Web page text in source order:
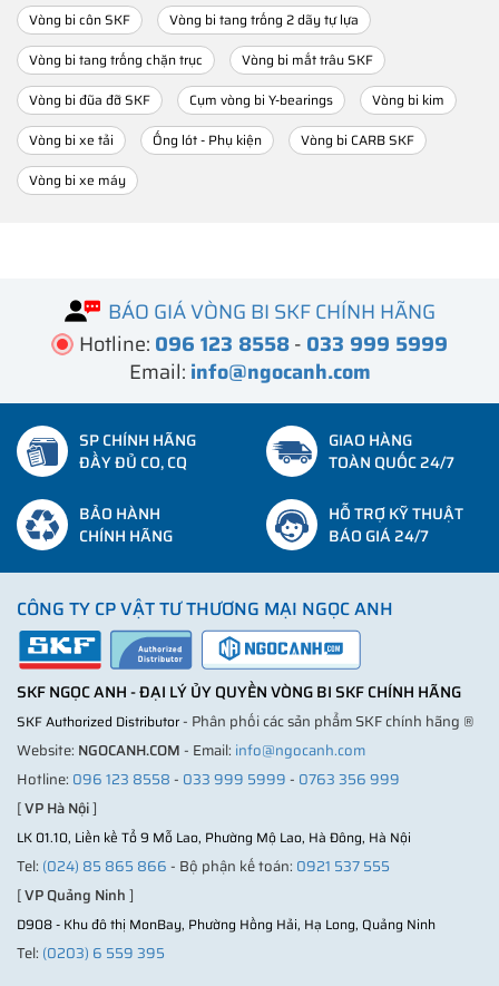
Vòng bi côn SKF
Vòng bi tang trống 2 dãy tự lựa
Vòng bi tang trống chặn trục
Vòng bi mắt trâu SKF
Vòng bi đũa đỡ SKF
Cụm vòng bi Y-bearings
Vòng bi kim
Vòng bi xe tải
Ống lót - Phụ kiện
Vòng bi CARB SKF
Vòng bi xe máy
BÁO GIÁ VÒNG BI SKF CHÍNH HÃNG
Hotline: 096 123 8558- 033 999 5999
Email: info@ngocanh.com
SP CHÍNH HÃNG
ĐẦY ĐỦ CO, CQ
GIAO HÀNG
TOÀN QUỐC 24/7
BẢO HÀNH
CHÍNH HÃNG
HỖ TRỢ KỸ THUẬT
BÁO GIÁ 24/7
CÔNG TY CP VẬT TƯ THƯƠNG MẠI NGỌC ANH
SKF NGỌC ANH - ĐẠI LÝ ỦY QUYỀN VÒNG BI SKF CHÍNH HÃNG
SKF Authorized Distributor- Phân phối các sản phẩm SKF chính hãng ®
Website: NGOCANH.COM- Email: info@ngocanh.com
Hotline: 096 123 8558- 033 999 5999- 0763 356 999
[VP Hà Nội]
LK 01.10, Liền kề Tổ 9 Mỗ Lao, Phường Mộ Lao, Hà Đông, Hà Nội
Tel: (024) 85 865 866- Bộ phận kế toán: 0921 537 555
[VP Quảng Ninh]
D908 - Khu đô thị MonBay, Phường Hồng Hải, Hạ Long, Quảng Ninh
Tel: (0203) 6 559 395